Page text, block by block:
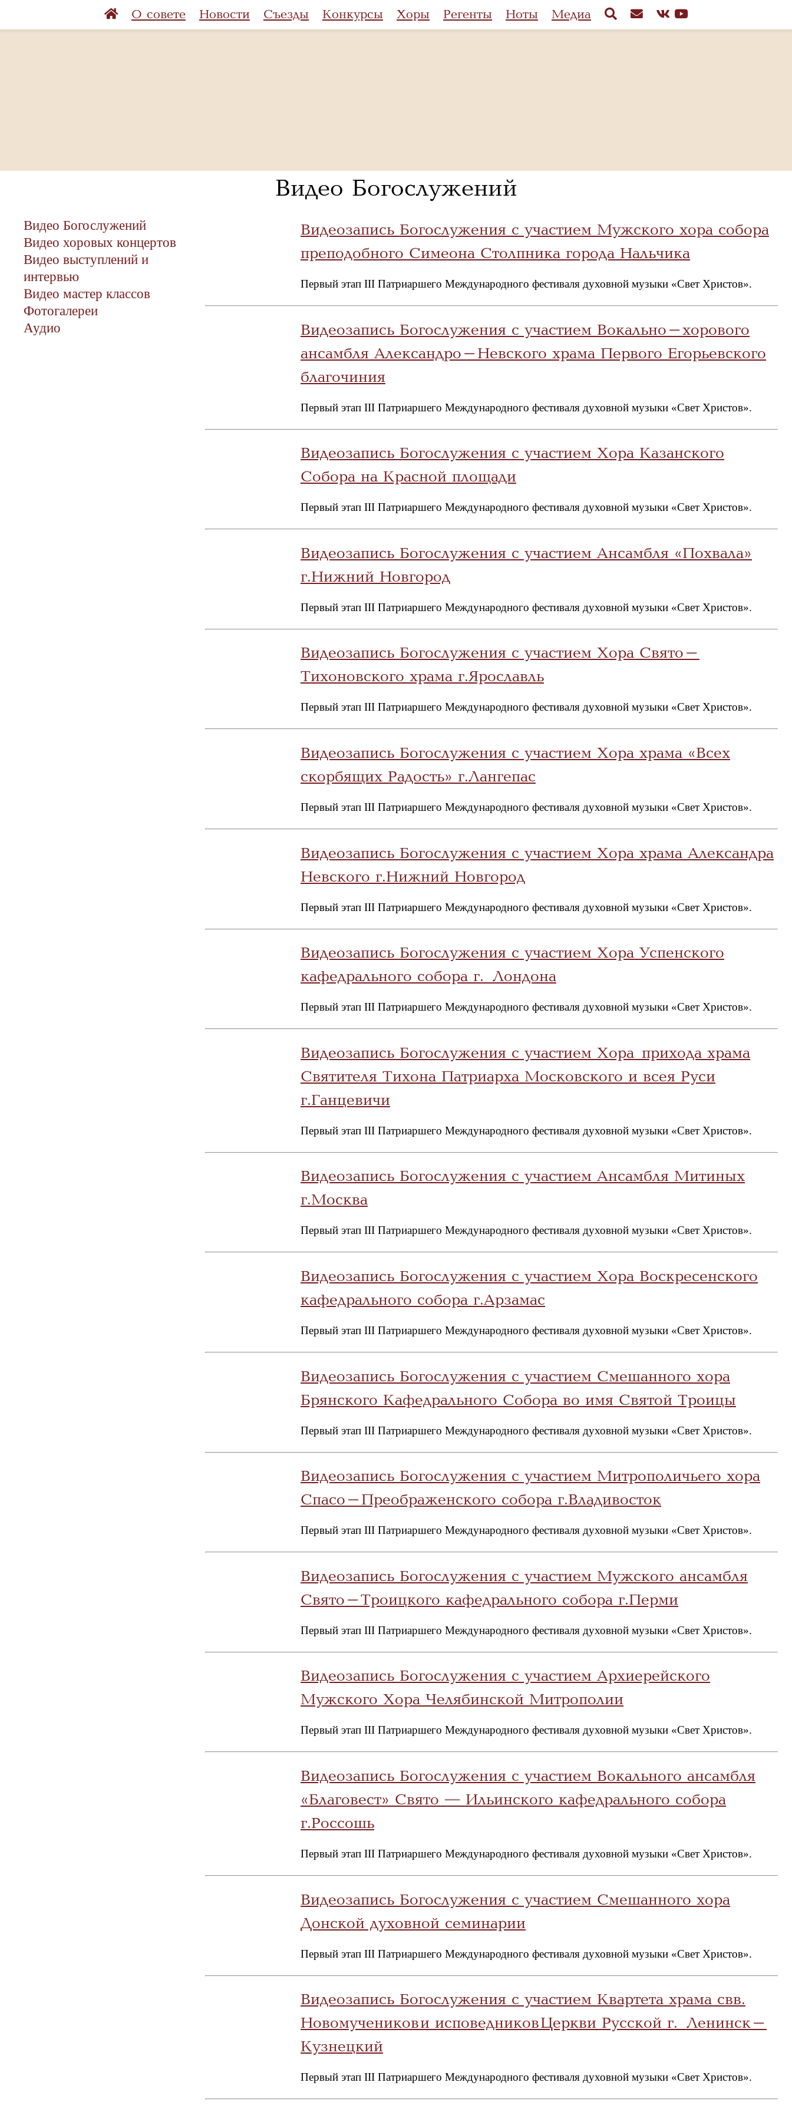
О совете Новости Съезды Конкурсы Хоры Регенты Ноты Медиа
Видео Богослужений
Видео Богослужений
Видео хоровых концертов
Видео выступлений и
интервью
Видео мастер классов
Фотогалереи
Аудио
Видеозапись Богослужения с участием Мужского хора собора
преподобного Симеона Столпника города Нальчика
Первый этап III Патриаршего Международного фестиваля духовной музыки «Свет Христов».
Видеозапись Богослужения с участием Вокально-хорового
ансамбля Александро-Невского храма Первого Егорьевского
благочиния
Первый этап III Патриаршего Международного фестиваля духовной музыки «Свет Христов».
Видеозапись Богослужения с участием Хора Казанского
Собора на Красной площади
Первый этап III Патриаршего Международного фестиваля духовной музыки «Свет Христов».
Видеозапись Богослужения с участием Ансамбля «Похвала»
г.Нижний Новгород
Первый этап III Патриаршего Международного фестиваля духовной музыки «Свет Христов».
Видеозапись Богослужения с участием Хора Свято-
Тихоновского храма г.Ярославль
Первый этап III Патриаршего Международного фестиваля духовной музыки «Свет Христов».
Видеозапись Богослужения с участием Хора храма «Всех
скорбящих Радость» г.Лангепас
Первый этап III Патриаршего Международного фестиваля духовной музыки «Свет Христов».
Видеозапись Богослужения с участием Хора храма Александра
Невского г.Нижний Новгород
Первый этап III Патриаршего Международного фестиваля духовной музыки «Свет Христов».
Видеозапись Богослужения с участием Хора Успенского
кафедрального собора г. Лондона
Первый этап III Патриаршего Международного фестиваля духовной музыки «Свет Христов».
Видеозапись Богослужения с участием Хорa прихода храма
Святителя Тихона Патриарха Московского и всея Руси
г.Ганцевичи
Первый этап III Патриаршего Международного фестиваля духовной музыки «Свет Христов».
Видеозапись Богослужения с участием Ансамбля Митиных
г.Москва
Первый этап III Патриаршего Международного фестиваля духовной музыки «Свет Христов».
Видеозапись Богослужения с участием Хора Воскресенского
кафедрального собора г.Арзамас
Первый этап III Патриаршего Международного фестиваля духовной музыки «Свет Христов».
Видеозапись Богослужения с участием Смешанного хора
Брянского Кафедрального Собора во имя Святой Троицы
Первый этап III Патриаршего Международного фестиваля духовной музыки «Свет Христов».
Видеозапись Богослужения с участием Митрополичьего хора
Спасо-Преображенского собора г.Владивосток
Первый этап III Патриаршего Международного фестиваля духовной музыки «Свет Христов».
Видеозапись Богослужения с участием Мужского ансамбля
Свято-Троицкого кафедрального собора г.Перми
Первый этап III Патриаршего Международного фестиваля духовной музыки «Свет Христов».
Видеозапись Богослужения с участием Архиерейского
Мужского Хора Челябинской Митрополии
Первый этап III Патриаршего Международного фестиваля духовной музыки «Свет Христов».
Видеозапись Богослужения с участием Вокального ансамбля
«Благовест» Свято — Ильинского кафедрального собора
г.Россошь
Первый этап III Патриаршего Международного фестиваля духовной музыки «Свет Христов».
Видеозапись Богослужения с участием Смешанного хора
Донской духовной семинарии
Первый этап III Патриаршего Международного фестиваля духовной музыки «Свет Христов».
Видеозапись Богослужения с участием Квартета храма свв.
Новомучеников и исповедников Церкви Русской г. Ленинск-
Кузнецкий
Первый этап III Патриаршего Международного фестиваля духовной музыки «Свет Христов».